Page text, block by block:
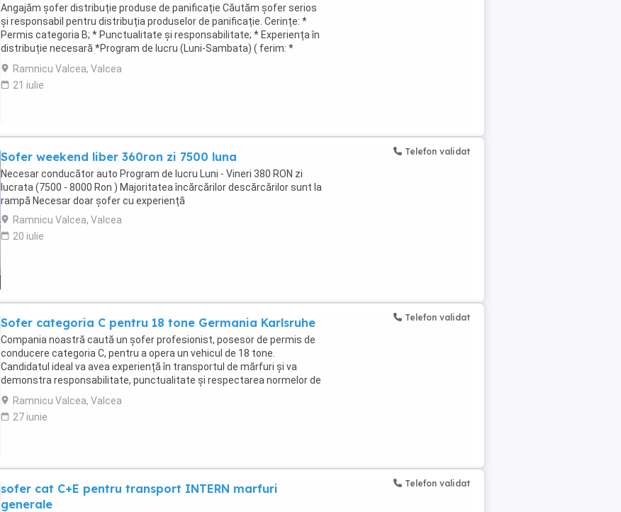
Angajăm șofer distribuție produse de panificație Căutăm șofer serios
și responsabil pentru distribuția produselor de panificație. Cerințe: *
Permis categoria B; * Punctualitate și responsabilitate; * Experiența în
distribuție necesară *Program de lucru (Luni-Sambata) ( ferim: *
Salariu 3800 net ...
Ramnicu Valcea, Valcea
21 iulie
Sofer weekend liber 360ron zi 7500 luna
Necesar conducător auto Program de lucru Luni - Vineri 380 RON zi
lucrata (7500 - 8000 Ron ) Majoritatea încărcărilor descărcărilor sunt la
rampă Necesar doar șofer cu experiență
Ramnicu Valcea, Valcea
20 iulie
Telefon validat
Sofer categoria C pentru 18 tone Germania Karlsruhe
Compania noastră caută un șofer profesionist, posesor de permis de
conducere categoria C, pentru a opera un vehicul de 18 tone.
Candidatul ideal va avea experiență în transportul de mărfuri și va
demonstra responsabilitate, punctualitate și respectarea normelor de
circulație. **Responsabilități:** * ...
Ramnicu Valcea, Valcea
27 iunie
Telefon validat
sofer cat C+E pentru transport INTERN marfuri
generale
Telefon validat